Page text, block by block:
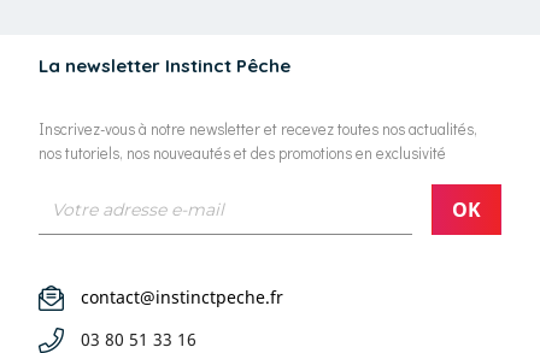
La newsletter Instinct Pêche
Inscrivez-vous à notre newsletter et recevez toutes nos actualités,
nos tutoriels, nos nouveautés et des promotions en exclusivité
contact@instinctpeche.fr
03 80 51 33 16